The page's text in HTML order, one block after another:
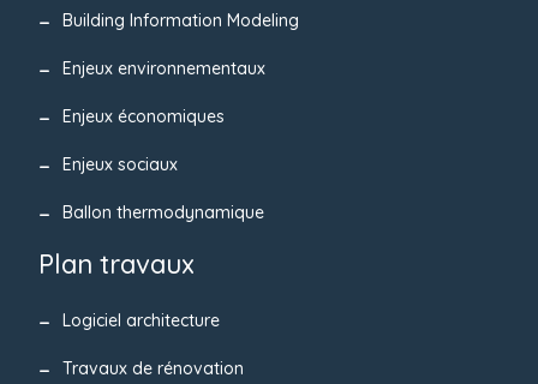
Building Information Modeling
Enjeux environnementaux
Enjeux économiques
Enjeux sociaux
Ballon thermodynamique
Plan travaux
Logiciel architecture
Travaux de rénovation